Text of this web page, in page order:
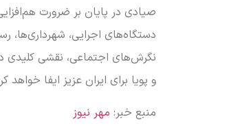
صیادی در پایان بر ضرورت
دستگاه‌های اجرایی، شهرداری‌ها،
نگرش‌های اجتماعی، نقشی کلیدی
و پویا برای ایران عزیز ایفا خواهد
منبع خبر: مهر نیوز